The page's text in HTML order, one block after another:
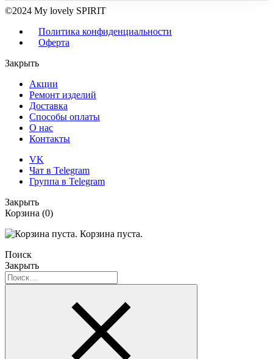
©2024 My lovely SPIRIT
Политика конфиденциальности
Оферта
Закрыть
Акции
Ремонт изделий
Доставка
Способы оплаты
О нас
Контакты
VK
Чат в Telegram
Группа в Telegram
Закрыть
Корзина (0)
Корзина пуста.
Поиск
Закрыть